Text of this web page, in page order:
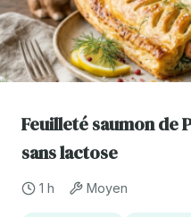
Feuilleté saumon de
sans lactose
1 h Moyen